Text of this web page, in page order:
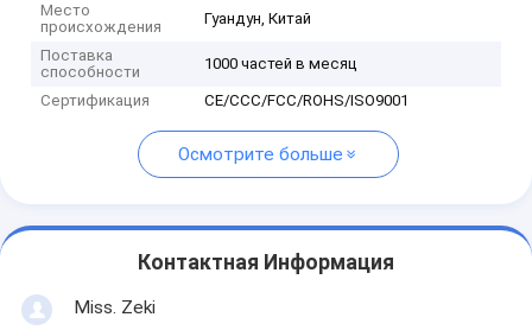
Место
происхождения
Гуандун, Китай
Поставка
способности
1000 частей в месяц
Сертификация CE/CCC/FCC/ROHS/ISO9001
Осмотрите больше
Контактная Информация
Miss. Zeki